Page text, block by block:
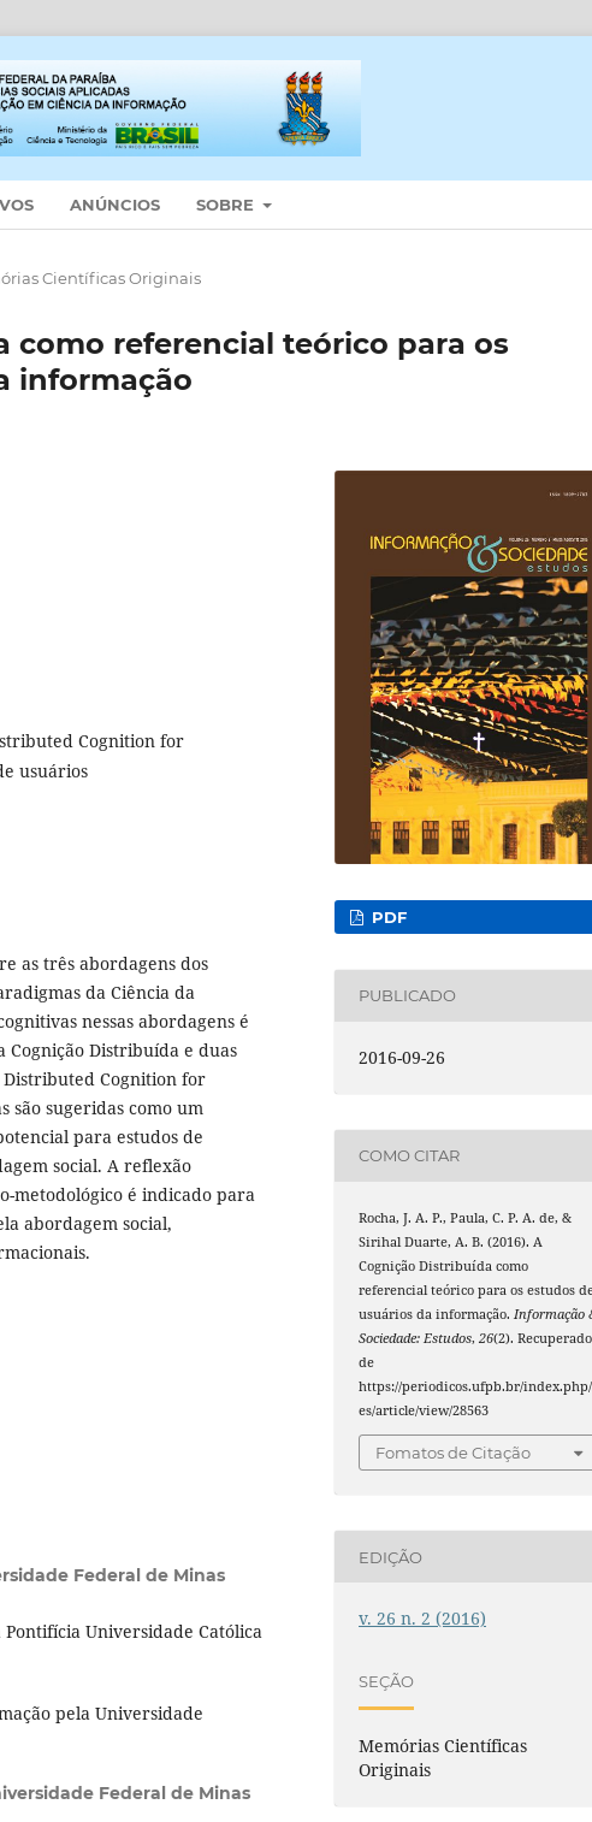
ANÚNCIOS SOBRE
Científicas Originais
como referencial teórico para os
informação
Cognition for
usuários
as três abordagens dos
da Ciência da
nessas abordagens é
Cognição Distribuída e duas
Distributed Cognition for
são sugeridas como um
para estudos de
social. A reflexão
metodológico é indicado para
abordagem social,
Federal de Minas
Universidade Católica
pela Universidade
Federal de Minas
PDF
PUBLICADO
2016-09-26
COMO CITAR
Rocha, J. A. P., Paula, C. P. A. de, &
Sirihal Duarte, A. B. (2016). A
Cognição Distribuída como
referencial teórico para os estudos
usuários da informação. Informação
Sociedade: Estudos,26(2). Recuperado
de
https://periodicos.ufpb.br/
es/article/view/28563
Fomatos de Citação
EDIÇÃO
v. 26 n. 2 (2016)
SEÇÃO
Memórias Científicas
Originais